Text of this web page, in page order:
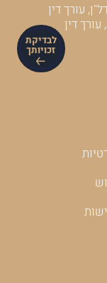
לבדיקת
זכויותך
עורך דין
עורך דין